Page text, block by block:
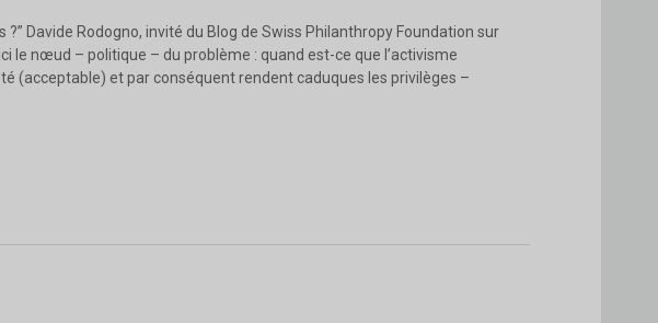
?” Davide Rodogno, invité du Blog de Swiss Philanthropy Foundation sur
le nœud – politique – du problème : quand est-ce que l’activisme
(acceptable) et par conséquent rendent caduques les privilèges –